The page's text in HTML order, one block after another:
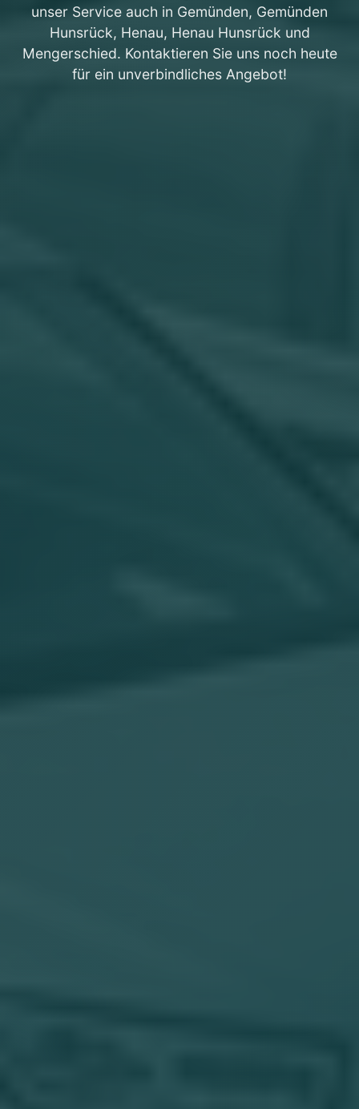
unser Service auch in Gemünden, Gemünden
Hunsrück, Henau, Henau Hunsrück und
Mengerschied. Kontaktieren Sie uns noch heute
für ein unverbindliches Angebot!